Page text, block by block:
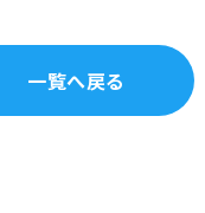
一覧へ戻る